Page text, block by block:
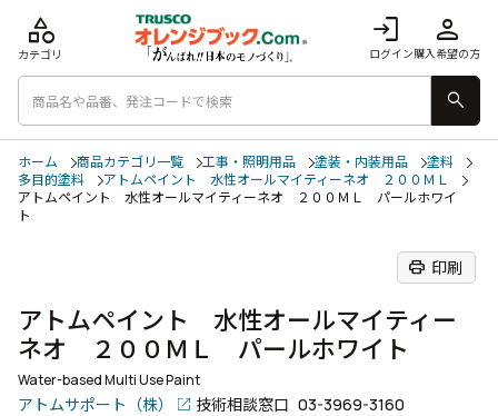
login
ログイン
person
購入希望の方
category
カテゴリ
search
ホーム 商品カテゴリ一覧 工事・照明用品 塗装・内装用品
塗料
多目的塗料
アトムペイント 水性オールマイティーネオ ２００ＭＬ
アトムペイント 水性オールマイティーネオ ２００ＭＬ パールホワイ
ト
print 印刷
アトムペイント 水性オールマイティー
ネオ ２００ＭＬ パールホワイト
Water-based Multi Use Paint
アトムサポート（株） 技術相談窓口 03-3969-3160